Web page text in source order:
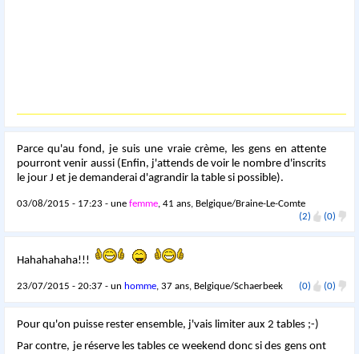
Parce qu'au fond, je suis une vraie crème, les gens en attente
pourront venir aussi (Enfin, j'attends de voir le nombre d'inscrits
le jour J et je demanderai d'agrandir la table si possible).
03/08/2015 - 17:23 - unefemme, 41 ans, Belgique/Braine-Le-Comte
(2)
(0)
Hahahahaha!!!
23/07/2015 - 20:37 - un homme, 37 ans, Belgique/Schaerbeek (0) (0)
Pour qu'on puisse rester ensemble, j'vais limiter aux 2 tables ;-)
Par contre, je réserve les tables ce weekend donc si des gens ont